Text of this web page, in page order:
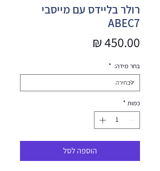
רולר בליידס עם מייסבי
ABEC7
בחר מידה: *
כמות *
הוספה לסל